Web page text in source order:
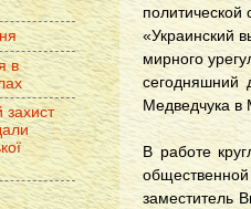
«Украинский
мирного
сегодняшний
Медведчука в
В работе
заместитель
в
захист